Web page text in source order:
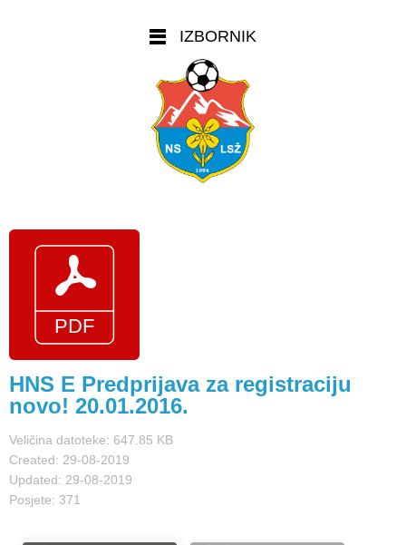
IZBORNIK
HNS E Predprijava za registraciju
novo! 20.01.2016.
Veličina datoteke: 647.85 KB
Created: 29-08-2019
Updated: 29-08-2019
Posjete: 371